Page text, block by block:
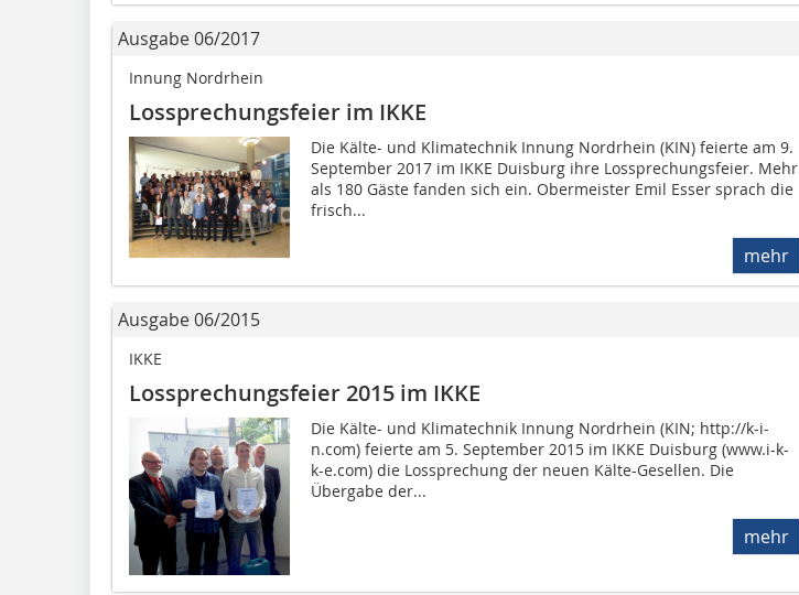
Ausgabe 06/2017
Innung Nordrhein
Lossprechungsfeier im IKKE
Die Kälte- und Klimatechnik Innung Nordrhein (KIN) feierte am 9.
September 2017 im IKKE Duisburg ihre Lossprechungsfeier. Mehr
als 180 Gäste fanden sich ein. Obermeister Emil Esser sprach die
frisch...
mehr
Ausgabe 06/2015
IKKE
Lossprechungsfeier 2015 im IKKE
Die Kälte- und Klimatechnik Innung Nordrhein (KIN; http://k-i-
n.com) feierte am 5. September 2015 im IKKE Duisburg (www.i-k-
k-e.com) die Lossprechung der neuen Kälte-Gesellen. Die
Übergabe der...
mehr